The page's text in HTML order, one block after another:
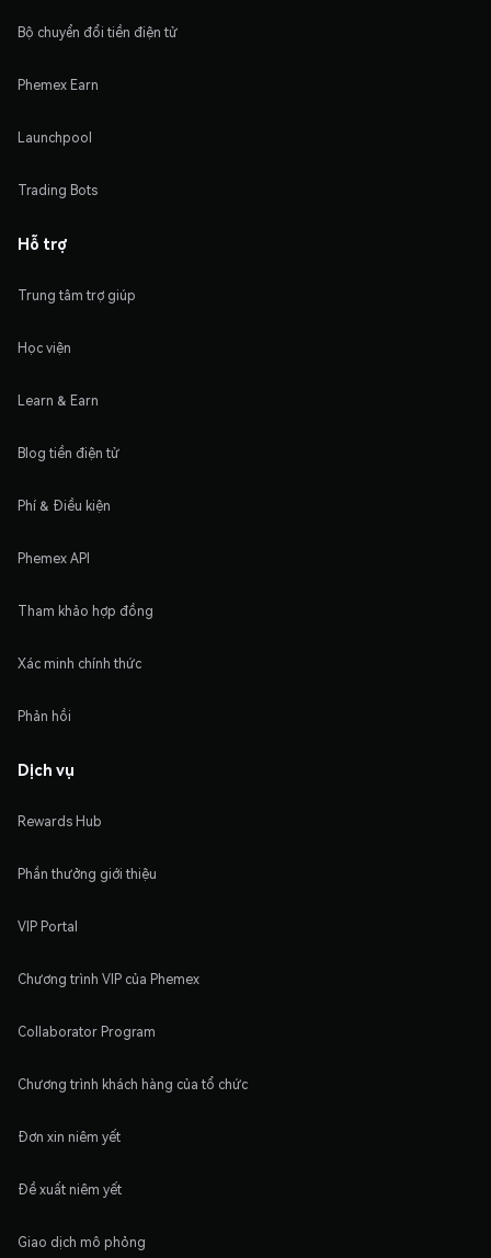
Bộ chuyển đổi tiền điện tử
Phemex Earn
Launchpool
Trading Bots
Hỗ trợ
Trung tâm trợ giúp
Học viện
Learn & Earn
Blog tiền điện tử
Phí & Điều kiện
Phemex API
Tham khảo hợp đồng
Xác minh chính thức
Phản hồi
Dịch vụ
Rewards Hub
Phần thưởng giới thiệu
VIP Portal
Chương trình VIP của Phemex
Collaborator Program
Chương trình khách hàng của tổ chức
Đơn xin niêm yết
Đề xuất niêm yết
Giao dịch mô phỏng